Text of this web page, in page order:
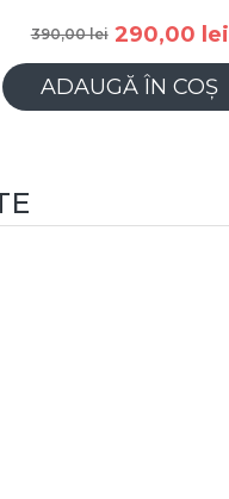
390,00 lei 290,00 lei
ADAUGĂ ÎN COȘ